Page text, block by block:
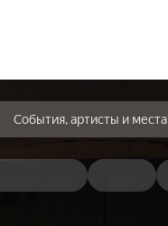
События, артисты и места